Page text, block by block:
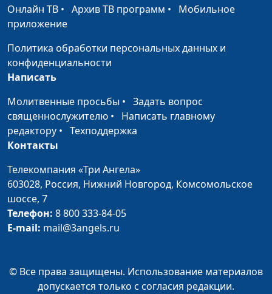
жизнь?
Ольга Аванесова,
Развитие зрелой
личности
Мария Мараханова,
О восхищении
мужчиной и домашнем
уюте
Мария Мараханова,
Евгений Кафтанов,
О сексе, женской
красоте и совместном
отдыхе
Мария Мараханова,
#721
Деньги в семье и
счастье женщины
Мария Мараханова,
Евгений Кафтанов,
#720
Онлайн ТВ • Архив ТВ программ • Мобильное
приложение
Политика обработки персональных данных и
конфиденциальности
Написать
Молитвенные просьбы • Задать вопрос
священнослужителю • Написать главному
редактору • Техподдержка
Контакты
Телекомпания «Три Ангела»
603028, Россия, Нижний Новгород, Комсомольское
шоссе, 7
Телефон: 8 800 333-84-05
E-mail: mail@3angels.ru
© Все права защищены. Использование материалов
допускается только с согласия редакции.